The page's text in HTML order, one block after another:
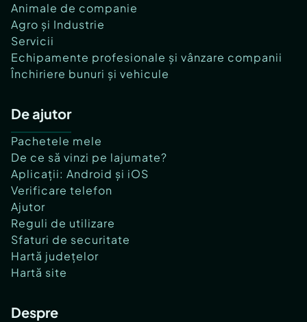
Animale de companie
Agro și Industrie
Servicii
Echipamente profesionale și vânzare companii
Închiriere bunuri și vehicule
De ajutor
Pachetele mele
De ce să vinzi pe lajumate?
Aplicații: Android și iOS
Verificare telefon
Ajutor
Reguli de utilizare
Sfaturi de securitate
Hartă județelor
Hartă site
Despre